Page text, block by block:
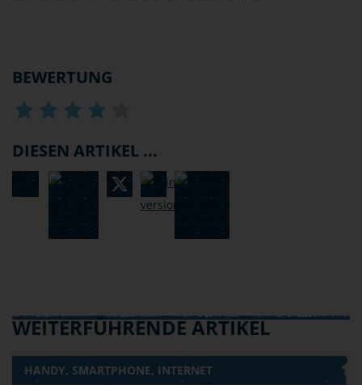
BEWERTUNG
DIESEN ARTIKEL ...
WEITERFÜHRENDE ARTIKEL
HANDY, SMARTPHONE, INTERNET